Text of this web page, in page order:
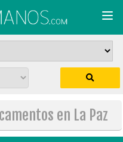
en La Paz